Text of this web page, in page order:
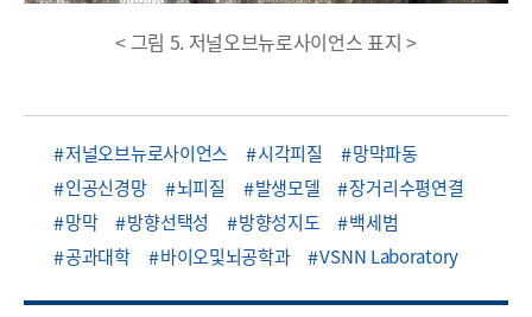
< 그림 5. 저널오브뉴로사이언스 표지 >
저널오브뉴로사이언스 시각피질
망막파동
인공신경망
뇌피질 발생모델
장거리수평연결
망막
방향선택성 방향성지도
백세범
공과대학
바이오및뇌공학과 VSNN Laboratory